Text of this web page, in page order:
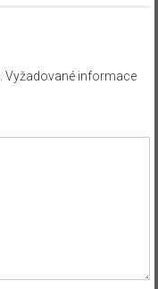
Vyžadované informace